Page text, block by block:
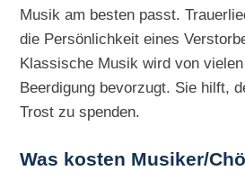
Musik am besten passt.
die Persönlichkeit eines
Klassische Musik wird von
Beerdigung bevorzugt. Sie hilft,
Trost zu spenden.
Was kosten Musiker/